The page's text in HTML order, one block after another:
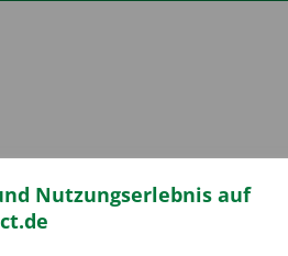
Nutzungserlebnis auf